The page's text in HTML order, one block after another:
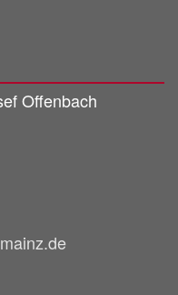
Offenbach